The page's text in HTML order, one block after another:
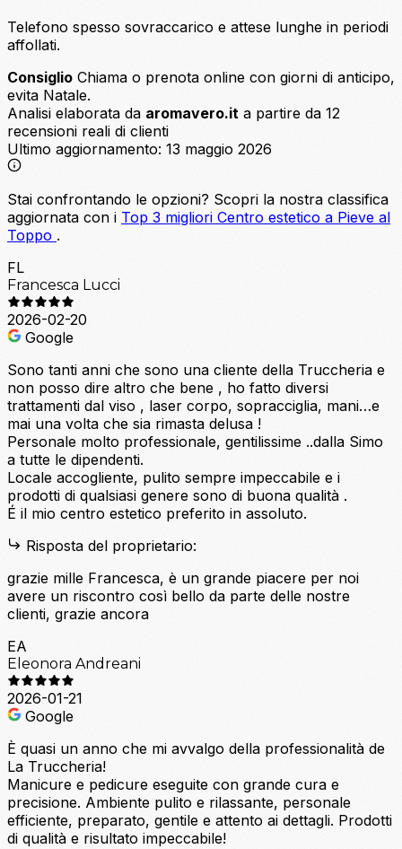
Telefono spesso sovraccarico e attese lunghe in periodi
affollati.
Consiglio Chiama o prenota online con giorni di anticipo,
evita Natale.
Analisi elaborata da aromavero.it a partire da 12
recensioni reali di clienti
Ultimo aggiornamento: 13 maggio 2026
Stai confrontando le opzioni? Scopri la nostra classifica
aggiornata con i Top 3 migliori Centro estetico a Pieve al
Toppo .
FL
Francesca Lucci
2026-02-20
Google
Sono tanti anni che sono una cliente della Truccheria e
non posso dire altro che bene , ho fatto diversi
trattamenti dal viso , laser corpo, sopracciglia, mani…e
mai una volta che sia rimasta delusa !
Personale molto professionale, gentilissime ..dalla Simo
a tutte le dipendenti.
Locale accogliente, pulito sempre impeccabile e i
prodotti di qualsiasi genere sono di buona qualità .
É il mio centro estetico preferito in assoluto.
Risposta del proprietario:
grazie mille Francesca, è un grande piacere per noi
avere un riscontro così bello da parte delle nostre
clienti, grazie ancora
EA
Eleonora Andreani
2026-01-21
Google
È quasi un anno che mi avvalgo della professionalità de
La Truccheria!
Manicure e pedicure eseguite con grande cura e
precisione. Ambiente pulito e rilassante, personale
efficiente, preparato, gentile e attento ai dettagli. Prodotti
di qualità e risultato impeccabile!